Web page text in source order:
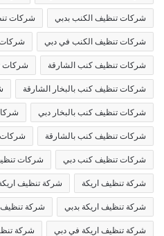
شركات تنظيف الكنب بدبي شركات
شركات تنظيف الكنب في دبي
شركات تنظيف كنب الشارقة شركات
شركات تنظيف كنب بالبخار الشارقة
شركات تنظيف كنب بالبخار دبي
شركات تنظيف كنب بالشارقة
شركات تنظيف كنب دبي شركات
شركة تنظيف اريكة شركة تنظيف
شركة تنظيف اريكة بدبي شركة تنظيف
شركة تنظيف اريكة في دبي شركة